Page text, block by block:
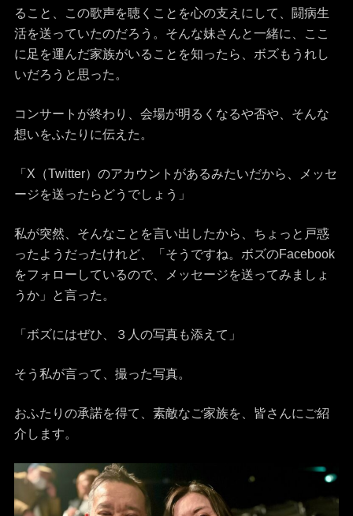
ること、この歌声を聴くことを心の支えにして、闘病生
活を送っていたのだろう。そんな妹さんと一緒に、ここ
に足を運んだ家族がいることを知ったら、ボズもうれし
いだろうと思った。
コンサートが終わり、会場が明るくなるや否や、そんな
想いをふたりに伝えた。
「X（Twitter）のアカウントがあるみたいだから、メッセ
ージを送ったらどうでしょう」
私が突然、そんなことを言い出したから、ちょっと戸惑
ったようだったけれど、「そうですね。ボズのFacebook
をフォローしているので、メッセージを送ってみましょ
うか」と言った。
「ボズにはぜひ、３人の写真も添えて」
そう私が言って、撮った写真。
おふたりの承諾を得て、素敵なご家族を、皆さんにご紹
介します。